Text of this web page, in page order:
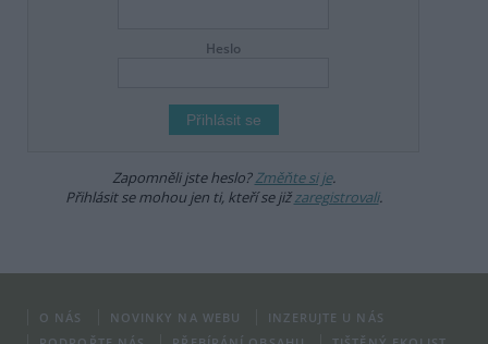
Heslo
Zapomněli jste heslo?Změňte si je.
Přihlásit se mohou jen ti, kteří se jižzaregistrovali.
O NÁS NOVINKY NA WEBU
INZERUJTE U NÁS